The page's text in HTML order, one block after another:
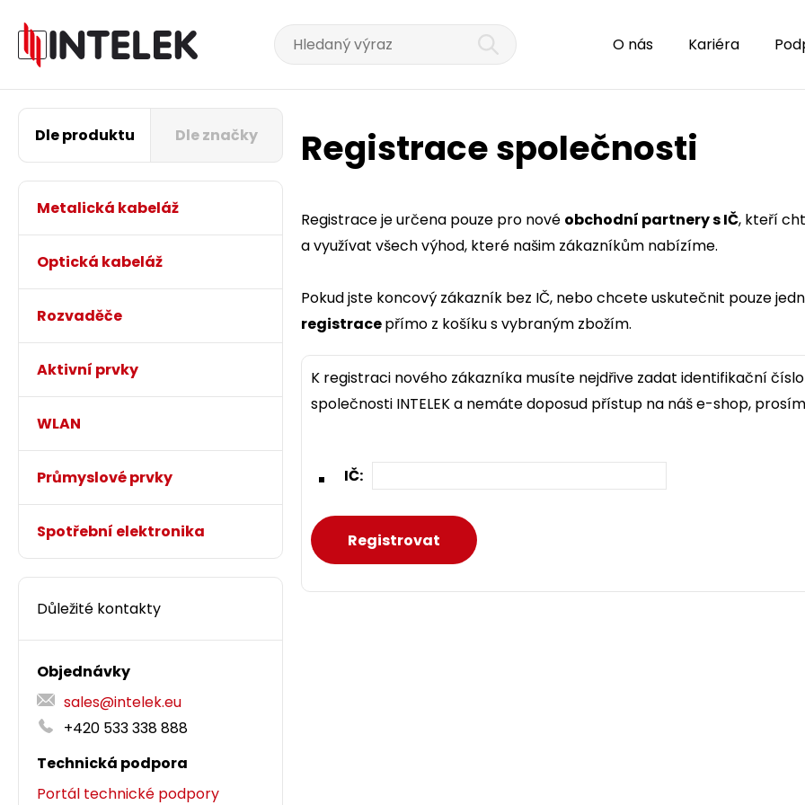
O nás Kariéra
Dle produktu Dle značky
Metalická kabeláž
Optická kabeláž
Rozvaděče
Aktivní prvky
WLAN
Průmyslové prvky
Spotřební elektronika
Důležité kontakty
Objednávky
sales@intelek.eu
+420 533 338 888
Technická podpora
Portál technické podpory
Registrace společnosti
Registrace je určena pouze pro nové obchodní partnery s IČ, kteří
a využívat všech výhod, které našim zákazníkům nabízíme.
Pokud jste koncový zákazník bez IČ, nebo chcete uskutečnit pouze
registracepřímo z košíku s vybraným zbožím.
K registraci nového zákazníka musíte nejdřive zadat identifikační
společnosti INTELEK a nemáte doposud přístup na náš e-shop,
IČ: